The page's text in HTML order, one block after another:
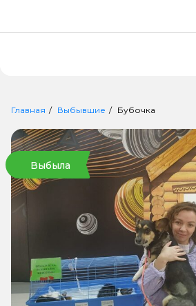
Главная Выбывшие Бубочка
Выбыла